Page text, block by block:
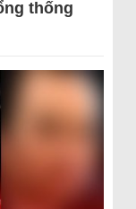
thống